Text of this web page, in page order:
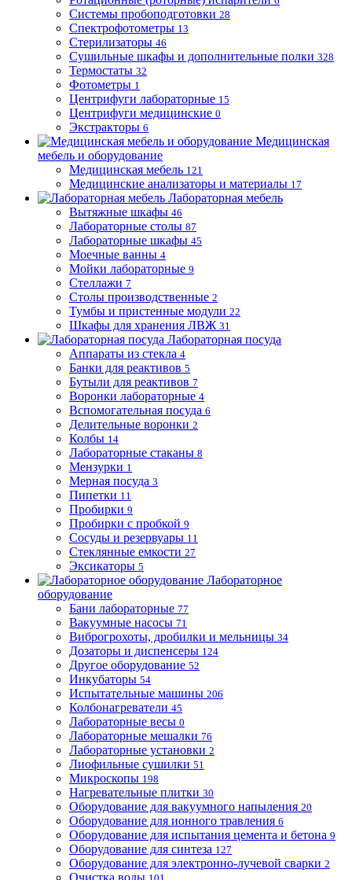
Системы пробоподготовки 28
Спектрофотометры 13
Стерилизаторы 46
Сушильные шкафы и дополнительные полки 328
Термостаты 32
Фотометры 1
Центрифуги лабораторные 15
Центрифуги медицинские 0
Экстракторы 6
Медицинская
мебель и оборудование
Медицинская мебель 121
Медицинские анализаторы и материалы 17
Лабораторная мебель
Вытяжные шкафы 46
Лабораторные столы 87
Лабораторные шкафы 45
Моечные ванны 4
Мойки лабораторные 9
Стеллажи 7
Столы производственные 2
Тумбы и пристенные модули 22
Шкафы для хранения ЛВЖ 31
Лабораторная посуда
Аппараты из стекла 4
Банки для реактивов 5
Бутыли для реактивов 7
Воронки лабораторные 4
Вспомогательная посуда 6
Делительные воронки 2
Колбы 14
Лабораторные стаканы 8
Мензурки 1
Мерная посуда 3
Пипетки 11
Пробирки 9
Пробирки с пробкой 9
Сосуды и резервуары 11
Стеклянные емкости 27
Эксикаторы 5
Лабораторное
оборудование
Бани лабораторные 77
Вакуумные насосы 71
Виброгрохоты, дробилки и мельницы 34
Дозаторы и диспенсеры 124
Другое оборудование 52
Инкубаторы 54
Испытательные машины 206
Колбонагреватели 45
Лабораторные весы 0
Лабораторные мешалки 76
Лабораторные установки 2
Лиофильные сушилки 51
Микроскопы 198
Нагревательные плитки 30
Оборудование для вакуумного напыления 20
Оборудование для ионного травления 6
Оборудование для испытания цемента и бетона 9
Оборудование для синтеза 127
Оборудование для электронно-лучевой сварки 2
Очистка воды